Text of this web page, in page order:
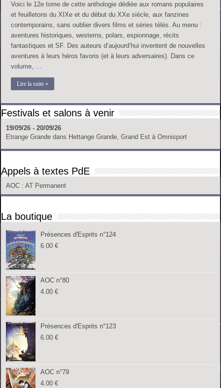
Voici le 12e tome de cette anthologie dédiée aux romans populaires
et feuilletons du XIXe et du début du XXe siècle, aux fanzines
contemporains, sans oublier divers films et séries télés. Au menu :
aventures historiques, westerns, polars, espionnage, récits
fantastiques et SF. Des auteurs d’aujourd’hui inventent de nouvelles
aventures à leurs héros favoris (et à leurs adversaires). Dans ce
volume, …
Lire la suite »
Festivals et salons à venir
19/09/26 - 20/09/26
Etrange Grande dans Hettange Grande, Grand Est à Omnisport
Appels à textes PdE
AOC : AT Permanent
La boutique
Présences d'Esprits n°124
6.00€
AOC n°80
4.00€
Présences d'Esprits n°123
6.00€
AOC n°79
4.00€